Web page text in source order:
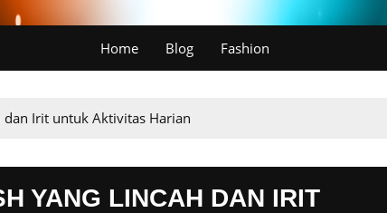
Home Blog Fashion
dan Irit untuk Aktivitas Harian
YANG LINCAH DAN IRIT